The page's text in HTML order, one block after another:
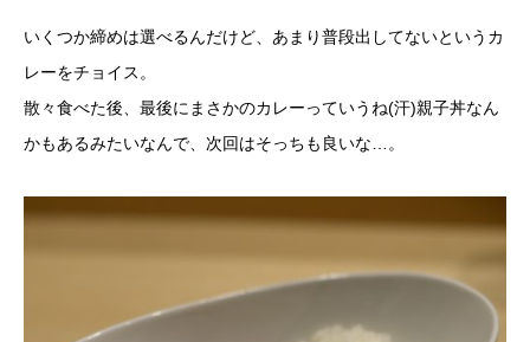
いくつか締めは選べるんだけど、あまり普段出してないというカ
レーをチョイス。
散々食べた後、最後にまさかのカレーっていうね(汗)親子丼なん
かもあるみたいなんで、次回はそっちも良いな…。